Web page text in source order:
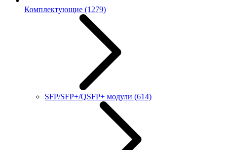
Комплектующие (1279)
SFP/SFP+/QSFP+ модули (614)